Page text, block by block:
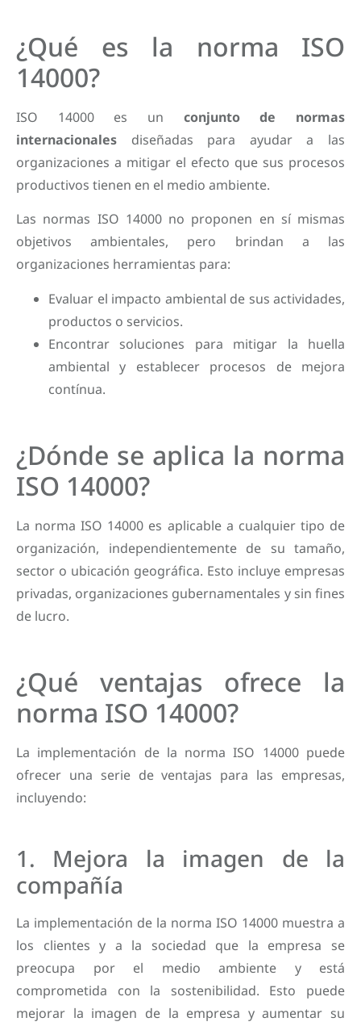
¿Qué es la norma ISO
14000?
ISO 14000 es un conjunto de normas
internacionales diseñadas para ayudar a las
organizaciones a mitigar el efecto que sus procesos
productivos tienen en el medio ambiente.
Las normas ISO 14000 no proponen en sí mismas
objetivos ambientales, pero brindan a las
organizaciones herramientas para:
Evaluar el impacto ambiental de sus actividades,
productos o servicios.
Encontrar soluciones para mitigar la huella
ambiental y establecer procesos de mejora
contínua.
¿Dónde se aplica la norma
ISO 14000?
La norma ISO 14000 es aplicable a cualquier tipo de
organización, independientemente de su tamaño,
sector o ubicación geográfica. Esto incluye empresas
privadas, organizaciones gubernamentales y sin fines
de lucro.
¿Qué ventajas ofrece la
norma ISO 14000?
La implementación de la norma ISO 14000 puede
ofrecer una serie de ventajas para las empresas,
incluyendo:
1. Mejora la imagen de la
compañía
La implementación de la norma ISO 14000 muestra a
los clientes y a la sociedad que la empresa se
preocupa por el medio ambiente y está
comprometida con la sostenibilidad. Esto puede
mejorar la imagen de la empresa y aumentar su